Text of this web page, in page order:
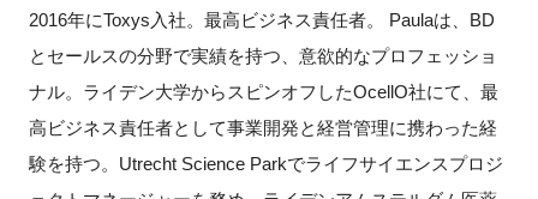
2016年にToxys 入社。最高ビジネス責任者。 Paulaは、 BD
とセールスの分野で実績を持つ、意欲的なプロフェッショ
ナル。ライデン大学からスピンオフしたOcellO社にて、最
高ビジネス責任者として事業開発と経営管理に携わった経
験を持つ。 Utrecht Science Parkでライフサイエンスプロジ